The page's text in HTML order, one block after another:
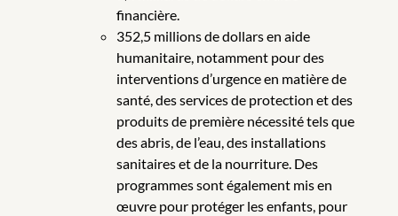
financière.
352,5 millions de dollars en aide
humanitaire, notamment pour des
interventions d’urgence en matière de
santé, des services de protection et des
produits de première nécessité tels que
des abris, de l’eau, des installations
sanitaires et de la nourriture. Des
programmes sont également mis en
œuvre pour protéger les enfants, pour